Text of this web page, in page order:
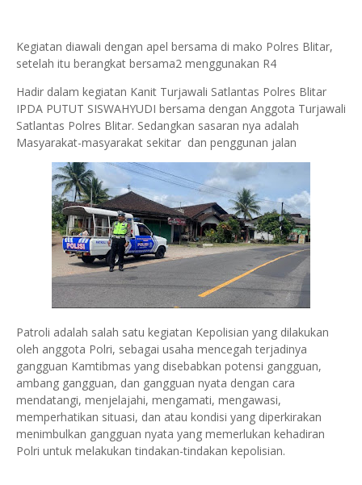
Kegiatan diawali dengan apel bersama di mako Polres Blitar,
setelah itu berangkat bersama2 menggunakan R4
Hadir dalam kegiatan Kanit Turjawali Satlantas Polres Blitar
IPDA PUTUT SISWAHYUDI bersama dengan Anggota Turjawali
Satlantas Polres Blitar. Sedangkan sasaran nya adalah
Masyarakat-masyarakat sekitar dan penggunan jalan
Patroli adalah salah satu kegiatan Kepolisian yang dilakukan
oleh anggota Polri, sebagai usaha mencegah terjadinya
gangguan Kamtibmas yang disebabkan potensi gangguan,
ambang gangguan, dan gangguan nyata dengan cara
mendatangi, menjelajahi, mengamati, mengawasi,
memperhatikan situasi, dan atau kondisi yang diperkirakan
menimbulkan gangguan nyata yang memerlukan kehadiran
Polri untuk melakukan tindakan-tindakan kepolisian.